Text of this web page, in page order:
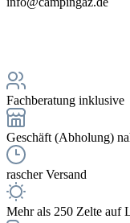
Fachberatung inklusive
Geschäft (Abholung)
rascher Versand
Mehr als 250 Zelte auf